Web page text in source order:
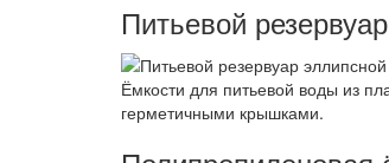
Питьевой
Ёмкости для питьевой воды из
герметичными крышками.